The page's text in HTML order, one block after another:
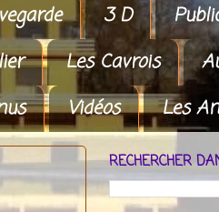
3 D
Les Cavrois
Vidéos Les
RECHERCHER